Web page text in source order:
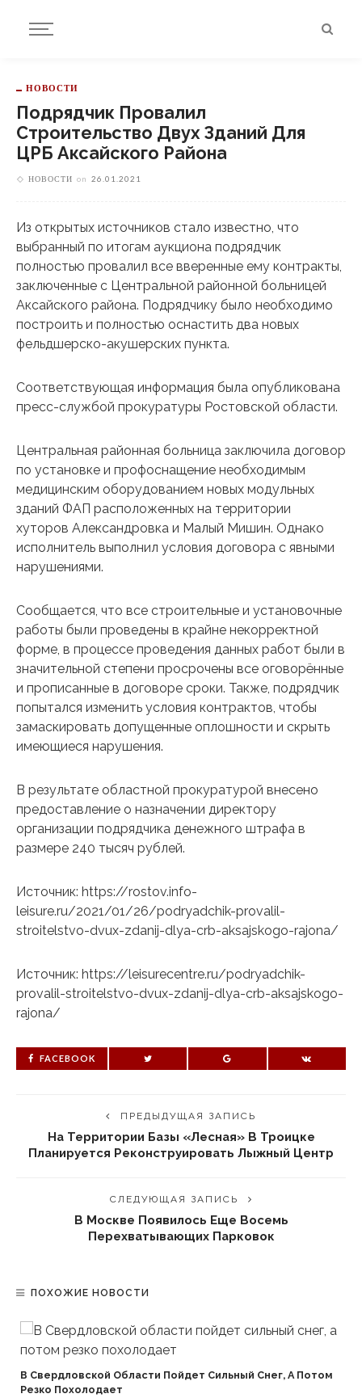
НОВОСТИ
Подрядчик Провалил
Строительство Двух Зданий Для
ЦРБ Аксайского Района
НОВОСТИ on 26.01.2021
Из открытых источников стало известно, что
выбранный по итогам аукциона подрядчик
полностью провалил все вверенные ему контракты,
заключенные с Центральной районной больницей
Аксайского района. Подрядчику было необходимо
построить и полностью оснастить два новых
фельдшерско-акушерских пункта.
Соответствующая информация была опубликована
пресс-службой прокуратуры Ростовской области.
Центральная районная больница заключила договор
по установке и профоснащение необходимым
медицинским оборудованием новых модульных
зданий ФАП расположенных на территории
хуторов Александровка и Малый Мишин. Однако
исполнитель выполнил условия договора с явными
нарушениями.
Сообщается, что все строительные и установочные
работы были проведены в крайне некорректной
форме, в процессе проведения данных работ были в
значительной степени просрочены все оговорённые
и прописанные в договоре сроки. Также, подрядчик
попытался изменить условия контрактов, чтобы
замаскировать допущенные оплошности и скрыть
имеющиеся нарушения.
В результате областной прокуратурой внесено
предоставление о назначении директору
организации подрядчика денежного штрафа в
размере 240 тысяч рублей.
Источник: https://rostov.info-
leisure.ru/2021/01/26/podryadchik-provalil-
stroitelstvo-dvux-zdanij-dlya-crb-aksajskogo-rajona/
Источник: https://leisurecentre.ru/podryadchik-
provalil-stroitelstvo-dvux-zdanij-dlya-crb-aksajskogo-
rajona/
FACEBOOK
ПРЕДЫДУЩАЯ ЗАПИСЬ
На Территории Базы «Лесная» В Троицке
Планируется Реконструировать Лыжный Центр
СЛЕДУЮЩАЯ ЗАПИСЬ
В Москве Появилось Еще Восемь
Перехватывающих Парковок
ПОХОЖИЕ НОВОСТИ
В Свердловской Области Пойдет Сильный Снег, А Потом
Резко Похолодает